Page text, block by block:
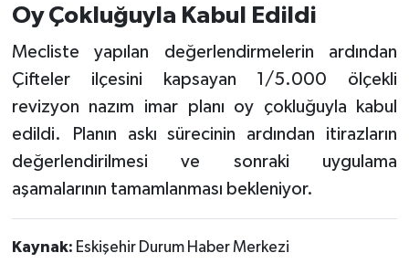
Oy Çokluğuyla Kabul Edildi
Mecliste yapılan değerlendirmelerin ardından
Çifteler ilçesini kapsayan 1/5.000 ölçekli
revizyon nazım imar planı oy çokluğuyla kabul
edildi. Planın askı sürecinin ardından itirazların
değerlendirilmesi ve sonraki uygulama
aşamalarının tamamlanması bekleniyor.
Kaynak: Eskişehir Durum Haber Merkezi